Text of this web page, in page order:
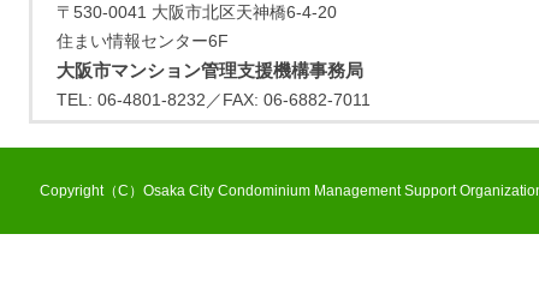
〒530-0041 大阪市北区天神橋6-4-20
住まい情報センター6F
大阪市マンション管理支援機構事務局
TEL: 06-4801-8232／FAX: 06-6882-7011
Copyright（C）Osaka City Condominium Management Support